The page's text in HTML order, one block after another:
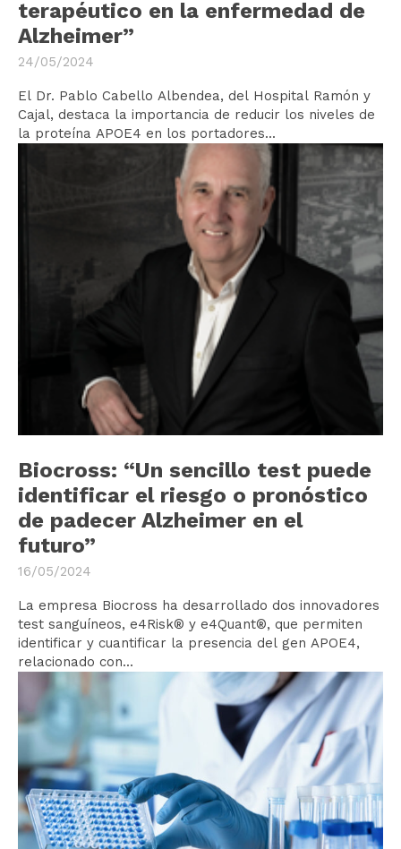
terapéutico en la enfermedad de
Alzheimer”
24/05/2024
El Dr. Pablo Cabello Albendea, del Hospital Ramón y
Cajal, destaca la importancia de reducir los niveles de
la proteína APOE4 en los portadores...
Biocross: “Un sencillo test puede
identificar el riesgo o pronóstico
de padecer Alzheimer en el
futuro”
16/05/2024
La empresa Biocross ha desarrollado dos innovadores
test sanguíneos, e4Risk® y e4Quant®, que permiten
identificar y cuantificar la presencia del gen APOE4,
relacionado con...